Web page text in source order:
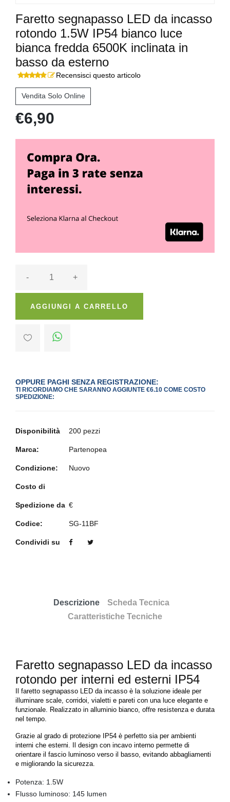
Faretto segnapasso LED da incasso
rotondo 1.5W IP54 bianco luce
bianca fredda 6500K inclinata in
basso da esterno
Recensisci questo articolo
Vendita Solo Online
€6,90
- +
AGGIUNGI A CARRELLO
OPPURE PAGHI SENZA REGISTRAZIONE:
TI RICORDIAMO CHE SARANNO AGGIUNTE €6.10 COME COSTO
SPEDIZIONE:
Disponibilità 200 pezzi
Marca: Partenopea
Condizione: Nuovo
Costo di
Spedizione da €
Codice: SG-11BF
Condividi su
Descrizione
Scheda Tecnica
Caratteristiche Tecniche
Faretto segnapasso LED da incasso
rotondo per interni ed esterni IP54
Il faretto segnapasso LED da incasso è la soluzione ideale per
illuminare scale, corridoi, vialetti e pareti con una luce elegante e
funzionale. Realizzato in alluminio bianco, offre resistenza e durata
nel tempo.
Grazie al grado di protezione IP54 è perfetto sia per ambienti
interni che esterni. Il design con incavo interno permette di
orientare il fascio luminoso verso il basso, evitando abbagliamenti
e migliorando la sicurezza.
Potenza: 1.5W
Flusso luminoso: 145 lumen